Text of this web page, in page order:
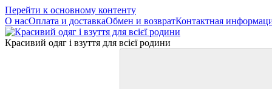
Перейти к основному контенту
О насОплата и доставкаОбмен и возвратКонтактная
Красивий одяг і взуття для всієї родини